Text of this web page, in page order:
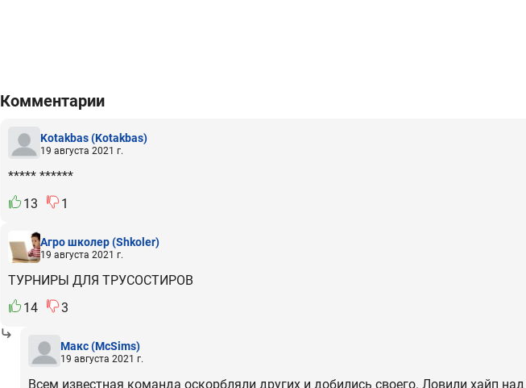
Комментарии
Kotakbas(Kotakbas)
19 августа 2021 г.
***** ******
13
1
Агро школер(Shkoler)
19 августа 2021 г.
ТУРНИРЫ ДЛЯ ТРУСОСТИРОВ
14
3
Макс(McSims)
19 августа 2021 г.
Всем известная команда оскорбляли других и добились своего. Ловили хайп